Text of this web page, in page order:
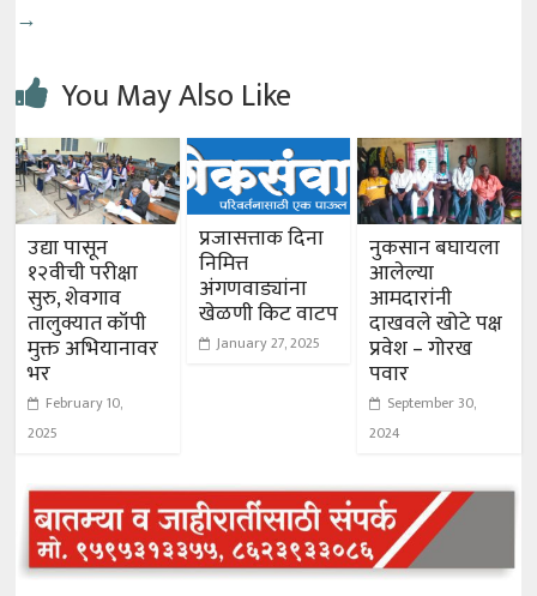
→
You May Also Like
उद्या पासून
१२वीची परीक्षा
सुरु, शेवगाव
तालुक्यात कॉपी
मुक्त अभियानावर
भर
February 10,
2025
प्रजासत्ताक दिना
निमित्त
अंगणवाड्यांना
खेळणी किट वाटप‌
January 27, 2025
नुकसान बघायला
आलेल्या
आमदारांनी
दाखवले खोटे पक्ष
प्रवेश – गोरख
पवार
September 30,
2024